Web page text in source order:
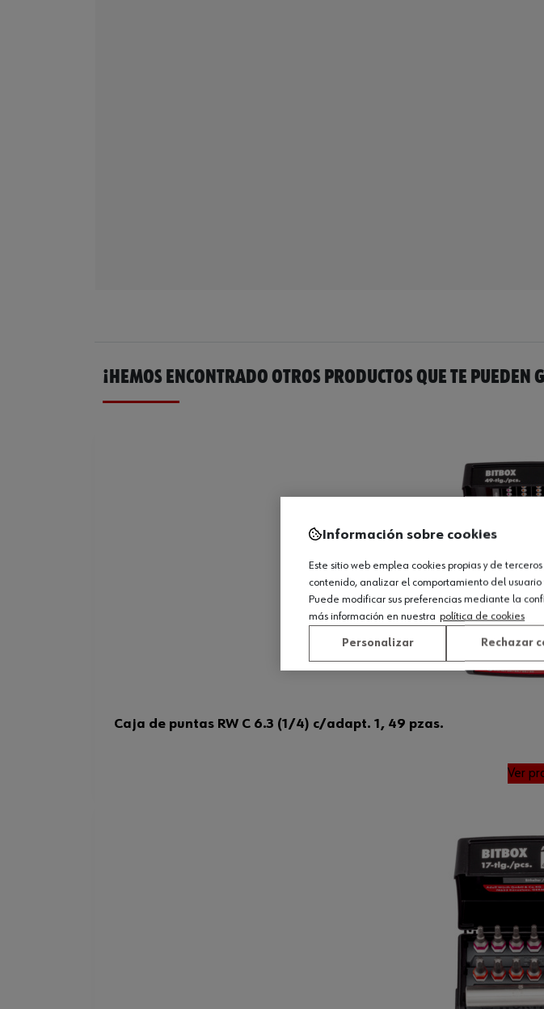
¡HEMOS ENCONTRADO OTROS PRODUCTOS QUE TE PUEDEN
Caja de puntas RW C 6.3 (1/4) c/adapt. 1, 49 pzas.
Ver
Información sobre cookies
Este sitio web emplea cookies propias y de
contenido, analizar el comportamiento del
Puede modificar sus preferencias mediante la
más información en nuestra política de cookies
Personalizar Rechazar